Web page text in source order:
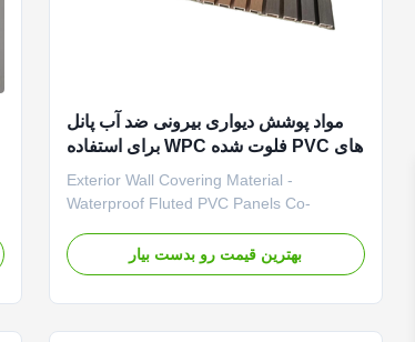
مواد پوشش دیواری بیرونی ضد آب پانل
های PVC فلوت شده WPC برای استفاده
در خارج از خانه پلاستیک
Exterior Wall Covering Material -
Waterproof Fluted PVC Panels Co-
outdoor use, combining the aesthetic
appeal of natural wood with the durability
بهترین قیمت رو بدست بیار